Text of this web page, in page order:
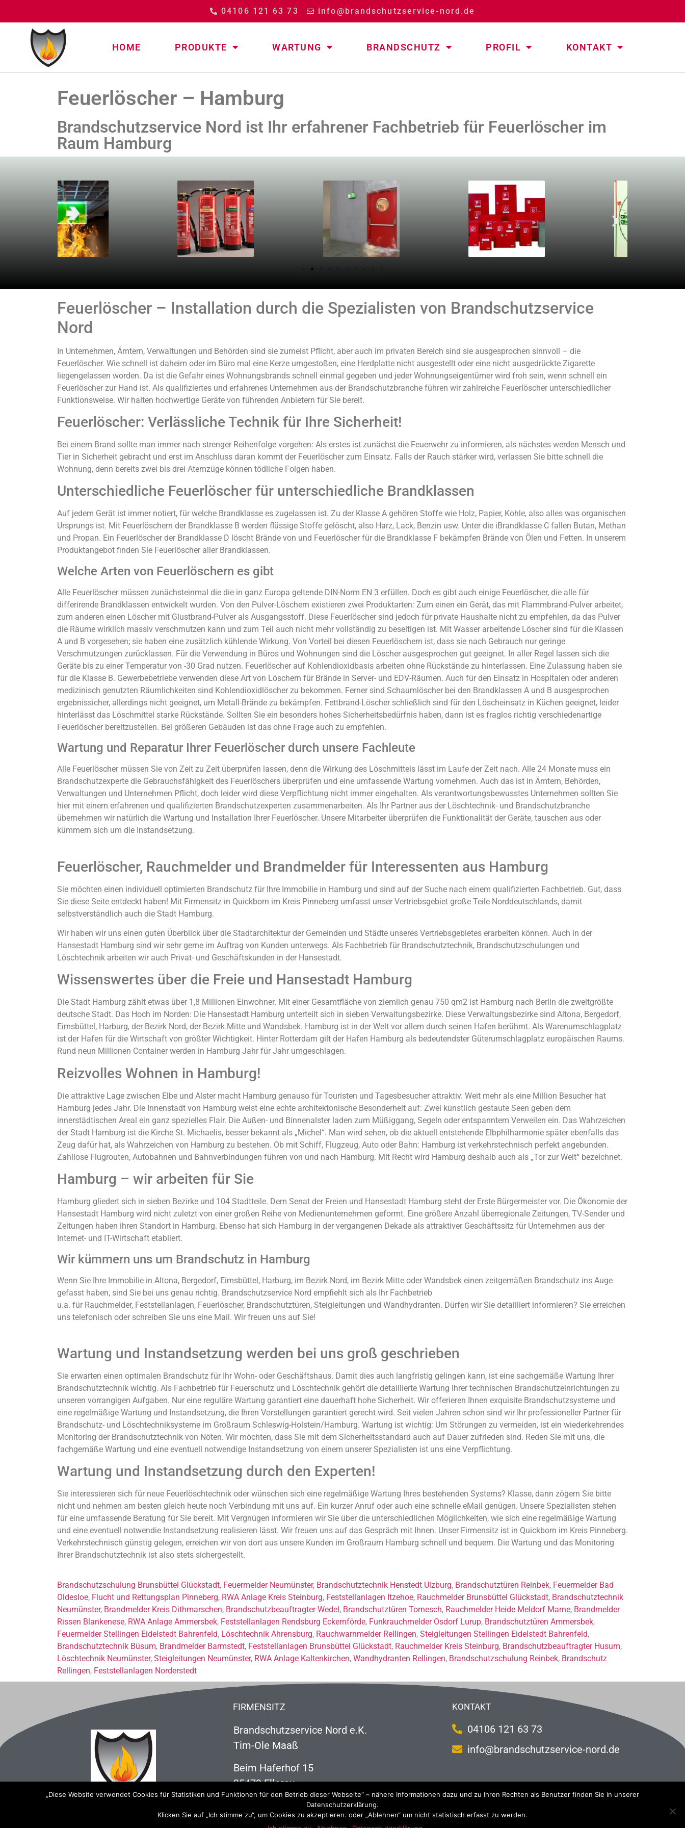
04106 121 63 73 info@brandschutzservice-nord.de
HOME PRODUKTE WARTUNG BRANDSCHUTZ PROFIL KONTAKT
Feuerlöscher – Hamburg
Brandschutzservice Nord ist Ihr erfahrener Fachbetrieb für Feuerlöscher im
Raum Hamburg
Feuerlöscher – Installation durch die Spezialisten von Brandschutzservice
Nord
In Unternehmen, Ämtern, Verwaltungen und Behörden sind sie zumeist Pflicht, aber auch im privaten Bereich sind sie ausgesprochen sinnvoll – die
Feuerlöscher. Wie schnell ist daheim oder im Büro mal eine Kerze umgestoßen, eine Herdplatte nicht ausgestellt oder eine nicht ausgedrückte Zigarette
liegengelassen worden. Da ist die Gefahr eines Wohnungsbrands schnell einmal gegeben und jeder Wohnungseigentümer wird froh sein, wenn schnell ein
Feuerlöscher zur Hand ist. Als qualifiziertes und erfahrenes Unternehmen aus der Brandschutzbranche führen wir zahlreiche Feuerlöscher unterschiedlicher
Funktionsweise. Wir halten hochwertige Geräte von führenden Anbietern für Sie bereit.
Feuerlöscher: Verlässliche Technik für Ihre Sicherheit!
Bei einem Brand sollte man immer nach strenger Reihenfolge vorgehen: Als erstes ist zunächst die Feuerwehr zu informieren, als nächstes werden Mensch und
Tier in Sicherheit gebracht und erst im Anschluss daran kommt der Feuerlöscher zum Einsatz. Falls der Rauch stärker wird, verlassen Sie bitte schnell die
Wohnung, denn bereits zwei bis drei Atemzüge können tödliche Folgen haben.
Unterschiedliche Feuerlöscher für unterschiedliche Brandklassen
Auf jedem Gerät ist immer notiert, für welche Brandklasse es zugelassen ist. Zu der Klasse A gehören Stoffe wie Holz, Papier, Kohle, also alles was organischen
Ursprungs ist. Mit Feuerlöschern der Brandklasse B werden flüssige Stoffe gelöscht, also Harz, Lack, Benzin usw. Unter die iBrandklasse C fallen Butan, Methan
und Propan. Ein Feuerlöscher der Brandklasse D löscht Brände von und Feuerlöscher für die Brandklasse F bekämpfen Brände von Ölen und Fetten. In unserem
Produktangebot finden Sie Feuerlöscher aller Brandklassen.
Welche Arten von Feuerlöschern es gibt
Alle Feuerlöscher müssen zunächsteinmal die die in ganz Europa geltende DIN-Norm EN 3 erfüllen. Doch es gibt auch einige Feuerlöscher, die alle für
differirende Brandklassen entwickelt wurden. Von den Pulver-Löschern existieren zwei Produktarten: Zum einen ein Gerät, das mit Flammbrand-Pulver arbeitet,
zum anderen einen Löscher mit Glustbrand-Pulver als Ausgangsstoff. Diese Feuerlöscher sind jedoch für private Haushalte nicht zu empfehlen, da das Pulver
die Räume wirklich massiv verschmutzen kann und zum Teil auch nicht mehr vollständig zu beseitigen ist. Mit Wasser arbeitende Löscher sind für die Klassen
A und B vorgesehen; sie haben eine zusätzlich kühlende Wirkung. Von Vorteil bei diesen Feuerlöschern ist, dass sie nach Gebrauch nur geringe
Verschmutzungen zurücklassen. Für die Verwendung in Büros und Wohnungen sind die Löscher ausgesprochen gut geeignet. In aller Regel lassen sich die
Geräte bis zu einer Temperatur von -30 Grad nutzen. Feuerlöscher auf Kohlendioxidbasis arbeiten ohne Rückstände zu hinterlassen. Eine Zulassung haben sie
für die Klasse B. Gewerbebetriebe verwenden diese Art von Löschern für Brände in Server- und EDV-Räumen. Auch für den Einsatz in Hospitalen oder anderen
medizinisch genutzten Räumlichkeiten sind Kohlendioxidlöscher zu bekommen. Ferner sind Schaumlöscher bei den Brandklassen A und B ausgesprochen
ergebnissicher, allerdings nicht geeignet, um Metall-Brände zu bekämpfen. Fettbrand-Löscher schließlich sind für den Löscheinsatz in Küchen geeignet, leider
hinterlässt das Löschmittel starke Rückstände. Sollten Sie ein besonders hohes Sicherheitsbedürfnis haben, dann ist es fraglos richtig verschiedenartige
Feuerlöscher bereitzustellen. Bei größeren Gebäuden ist das ohne Frage auch zu empfehlen.
Wartung und Reparatur Ihrer Feuerlöscher durch unsere Fachleute
Alle Feuerlöscher müssen Sie von Zeit zu Zeit überprüfen lassen, denn die Wirkung des Löschmittels lässt im Laufe der Zeit nach. Alle 24 Monate muss ein
Brandschutzexperte die Gebrauchsfähigkeit des Feuerlöschers überprüfen und eine umfassende Wartung vornehmen. Auch das ist in Ämtern, Behörden,
Verwaltungen und Unternehmen Pflicht, doch leider wird diese Verpflichtung nicht immer eingehalten. Als verantwortungsbewusstes Unternehmen sollten Sie
hier mit einem erfahrenen und qualifizierten Brandschutzexperten zusammenarbeiten. Als Ihr Partner aus der Löschtechnik- und Brandschutzbranche
übernehmen wir natürlich die Wartung und Installation Ihrer Feuerlöscher. Unsere Mitarbeiter überprüfen die Funktionalität der Geräte, tauschen aus oder
kümmern sich um die Instandsetzung.
Feuerlöscher, Rauchmelder und Brandmelder für Interessenten aus Hamburg
Sie möchten einen individuell optimierten Brandschutz für Ihre Immobilie in Hamburg und sind auf der Suche nach einem qualifizierten Fachbetrieb. Gut, dass
Sie diese Seite entdeckt haben! Mit Firmensitz in Quickborn im Kreis Pinneberg umfasst unser Vertriebsgebiet große Teile Norddeutschlands, damit
selbstverständlich auch die Stadt Hamburg.
Wir haben wir uns einen guten Überblick über die Stadtarchitektur der Gemeinden und Städte unseres Vertriebsgebietes erarbeiten können. Auch in der
Hansestadt Hamburg sind wir sehr gerne im Auftrag von Kunden unterwegs. Als Fachbetrieb für Brandschutztechnik, Brandschutzschulungen und
Löschtechnik arbeiten wir auch Privat- und Geschäftskunden in der Hansestadt.
Wissenswertes über die Freie und Hansestadt Hamburg
Die Stadt Hamburg zählt etwas über 1,8 Millionen Einwohner. Mit einer Gesamtfläche von ziemlich genau 750 qm2 ist Hamburg nach Berlin die zweitgrößte
deutsche Stadt. Das Hoch im Norden: Die Hansestadt Hamburg unterteilt sich in sieben Verwaltungsbezirke. Diese Verwaltungsbezirke sind Altona, Bergedorf,
Eimsbüttel, Harburg, der Bezirk Nord, der Bezirk Mitte und Wandsbek. Hamburg ist in der Welt vor allem durch seinen Hafen berühmt. Als Warenumschlagplatz
ist der Hafen für die Wirtschaft von größter Wichtigkeit. Hinter Rotterdam gilt der Hafen Hamburg als bedeutendster Güterumschlagplatz europäischen Raums.
Rund neun Millionen Container werden in Hamburg Jahr für Jahr umgeschlagen.
Reizvolles Wohnen in Hamburg!
Die attraktive Lage zwischen Elbe und Alster macht Hamburg genauso für Touristen und Tagesbesucher attraktiv. Weit mehr als eine Million Besucher hat
Hamburg jedes Jahr. Die Innenstadt von Hamburg weist eine echte architektonische Besonderheit auf: Zwei künstlich gestaute Seen geben dem
innerstädtischen Areal ein ganz spezielles Flair. Die Außen- und Binnenalster laden zum Müßiggang, Segeln oder entspanntem Verweilen ein. Das Wahrzeichen
der Stadt Hamburg ist die Kirche St. Michaelis, besser bekannt als „Michel“. Man wird sehen, ob die aktuell entstehende Elbphilharmonie später ebenfalls das
Zeug dafür hat, als Wahrzeichen von Hamburg zu bestehen. Ob mit Schiff, Flugzeug, Auto oder Bahn: Hamburg ist verkehrstechnisch perfekt angebunden.
Zahllose Flugrouten, Autobahnen und Bahnverbindungen führen von und nach Hamburg. Mit Recht wird Hamburg deshalb auch als „Tor zur Welt“ bezeichnet.
Hamburg – wir arbeiten für Sie
Hamburg gliedert sich in sieben Bezirke und 104 Stadtteile. Dem Senat der Freien und Hansestadt Hamburg steht der Erste Bürgermeister vor. Die Ökonomie der
Hansestadt Hamburg wird nicht zuletzt von einer großen Reihe von Medienunternehmen geformt. Eine größere Anzahl überregionale Zeitungen, TV-Sender und
Zeitungen haben ihren Standort in Hamburg. Ebenso hat sich Hamburg in der vergangenen Dekade als attraktiver Geschäftssitz für Unternehmen aus der
Internet- und IT-Wirtschaft etabliert.
Wir kümmern uns um Brandschutz in Hamburg
Wenn Sie Ihre Immobilie in Altona, Bergedorf, Eimsbüttel, Harburg, im Bezirk Nord, im Bezirk Mitte oder Wandsbek einen zeitgemäßen Brandschutz ins Auge
gefasst haben, sind Sie bei uns genau richtig. Brandschutzservice Nord empfiehlt sich als Ihr Fachbetrieb
u.a. für Rauchmelder, Feststellanlagen, Feuerlöscher, Brandschutztüren, Steigleitungen und Wandhydranten. Dürfen wir Sie detailliert informieren? Sie erreichen
uns telefonisch oder schreiben Sie uns eine Mail. Wir freuen uns auf Sie!
Wartung und Instandsetzung werden bei uns groß geschrieben
Sie erwarten einen optimalen Brandschutz für Ihr Wohn- oder Geschäftshaus. Damit dies auch langfristig gelingen kann, ist eine sachgemäße Wartung Ihrer
Brandschutztechnik wichtig. Als Fachbetrieb für Feuerschutz und Löschtechnik gehört die detaillierte Wartung Ihrer technischen Brandschutzeinrichtungen zu
unseren vorrangigen Aufgaben. Nur eine reguläre Wartung garantiert eine dauerhaft hohe Sicherheit. Wir offerieren Ihnen exquisite Brandschutzsysteme und
eine regelmäßige Wartung und Instandsetzung, die Ihren Vorstellungen garantiert gerecht wird. Seit vielen Jahren schon sind wir Ihr professioneller Partner für
Brandschutz- und Löschtechniksysteme im Großraum Schleswig-Holstein/Hamburg. Wartung ist wichtig: Um Störungen zu vermeiden, ist ein wiederkehrendes
Monitoring der Brandschutztechnik von Nöten. Wir möchten, dass Sie mit dem Sicherheitsstandard auch auf Dauer zufrieden sind. Reden Sie mit uns, die
fachgemäße Wartung und eine eventuell notwendige Instandsetzung von einem unserer Spezialisten ist uns eine Verpflichtung.
Wartung und Instandsetzung durch den Experten!
Sie interessieren sich für neue Feuerlöschtechnik oder wünschen sich eine regelmäßige Wartung Ihres bestehenden Systems? Klasse, dann zögern Sie bitte
nicht und nehmen am besten gleich heute noch Verbindung mit uns auf. Ein kurzer Anruf oder auch eine schnelle eMail genügen. Unsere Spezialisten stehen
für eine umfassende Beratung für Sie bereit. Mit Vergnügen informieren wir Sie über die unterschiedlichen Möglichkeiten, wie sich eine regelmäßige Wartung
und eine eventuell notwendie Instandsetzung realisieren lässt. Wir freuen uns auf das Gespräch mit Ihnen. Unser Firmensitz ist in Quickborn im Kreis Pinneberg.
Verkehrstechnisch günstig gelegen, erreichen wir von dort aus unsere Kunden im Großraum Hamburg schnell und bequem. Die Wartung und das Monitoring
Ihrer Brandschutztechnik ist also stets sichergestellt.
Brandschutzschulung Brunsbüttel Glückstadt, Feuermelder Neumünster, Brandschutztechnik Henstedt Ulzburg, Brandschutztüren Reinbek, Feuermelder Bad
Oldesloe, Flucht und Rettungsplan Pinneberg, RWA Anlage Kreis Steinburg, Feststellanlagen Itzehoe, Rauchmelder Brunsbüttel Glückstadt, Brandschutztechnik
Neumünster, Brandmelder Kreis Dithmarschen, Brandschutzbeauftragter Wedel, Brandschutztüren Tornesch, Rauchmelder Heide Meldorf Marne, Brandmelder
Rissen Blankenese, RWA Anlage Ammersbek, Feststellanlagen Rendsburg Eckernförde, Funkrauchmelder Osdorf Lurup, Brandschutztüren Ammersbek,
Feuermelder Stellingen Eidelstedt Bahrenfeld, Löschtechnik Ahrensburg, Rauchwarnmelder Rellingen, Steigleitungen Stellingen Eidelstedt Bahrenfeld,
Brandschutztechnik Büsum, Brandmelder Barmstedt, Feststellanlagen Brunsbüttel Glückstadt, Rauchmelder Kreis Steinburg, Brandschutzbeauftragter Husum,
Löschtechnik Neumünster, Steigleitungen Neumünster, RWA Anlage Kaltenkirchen, Wandhydranten Rellingen, Brandschutzschulung Reinbek, Brandschutz
Rellingen, Feststellanlagen Norderstedt
FIRMENSITZ
Brandschutzservice Nord e.K.
Tim-Ole Maaß
Beim Haferhof 15
25479 Ellerau
KONTAKT
04106 121 63 73
info@brandschutzservice-nord.de
„Diese Website verwendet Cookies für Statistiken und Funktionen für den Betrieb dieser Webseite“ – nähere Informationen dazu und zu Ihren Rechten als Benutzer finden Sie in unserer
Datenschutzerklärung.
Klicken Sie auf „Ich stimme zu“, um Cookies zu akzeptieren. oder „Ablehnen“ um nicht statistisch erfasst zu werden.